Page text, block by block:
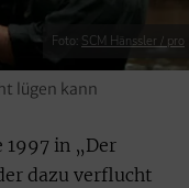
Foto: SCM Hänssler / pro
lügen kann
1997 in „Der
dazu verflucht